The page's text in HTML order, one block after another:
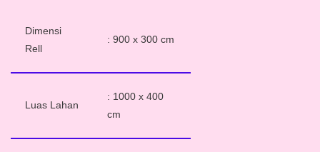
Dimensi
Rell
: 900 x 300 cm
Luas Lahan
: 1000 x 400
cm